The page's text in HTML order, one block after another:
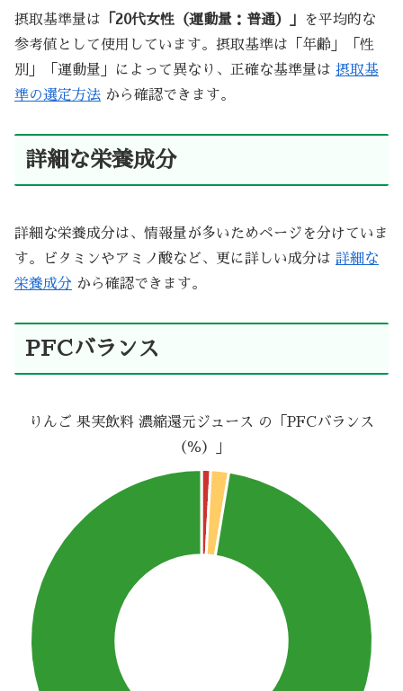
摂取基準量は 「20代女性（運動量：普通）」
を平均的な
参考値として使用しています。摂取基準は「年齢」「性
別」「運動量」によって異なり、正確な基準量は 摂取基
準の選定方法 から確認できます。
詳細な栄養成分
詳細な栄養成分は、情報量が多いためページを分けていま
す。ビタミンやアミノ酸など、更に詳しい成分は 詳細な
栄養成分 から確認できます。
PFCバランス
りんご 果実飲料 濃縮還元ジュース の「PFCバランス
（％）」